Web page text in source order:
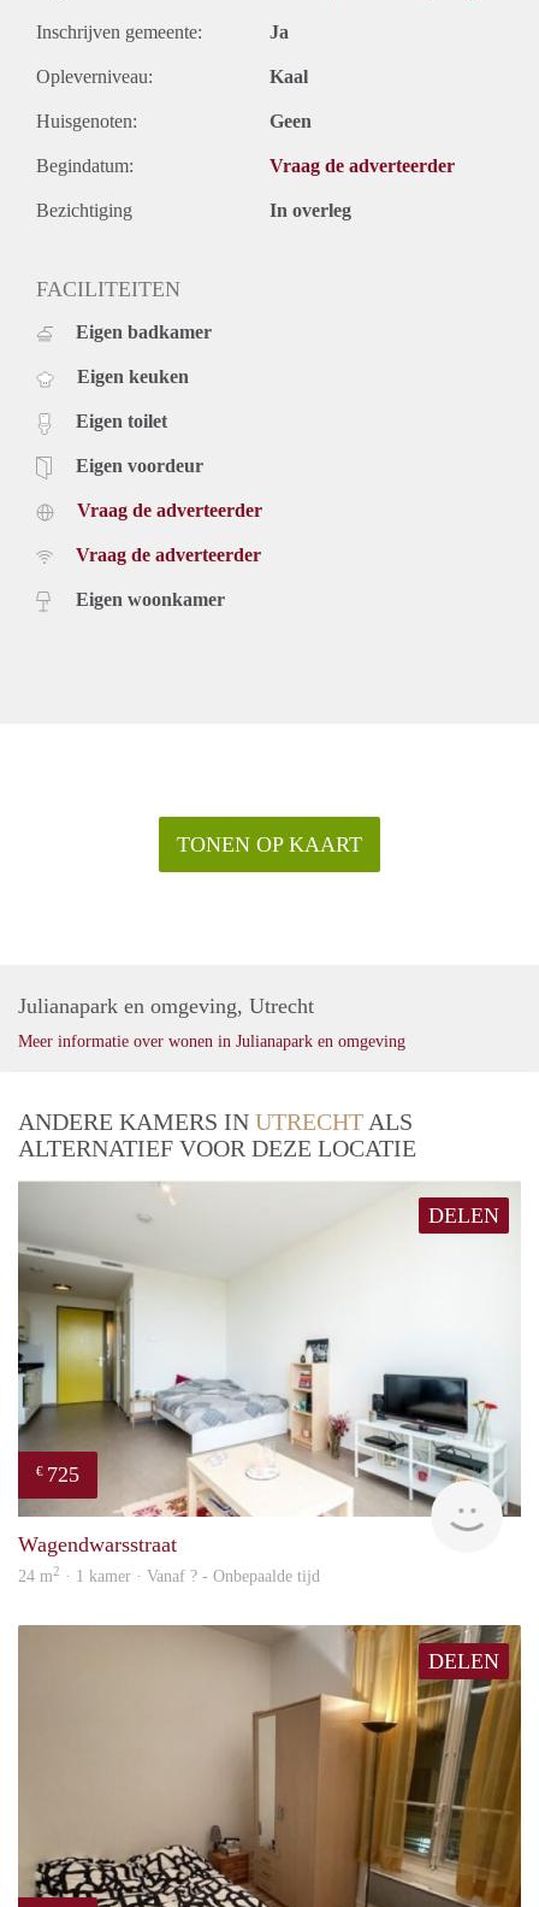
Inschrijven gemeente: Ja
Opleverniveau: Kaal
Huisgenoten: Geen
Begindatum: Vraag de adverteerder
Bezichtiging In overleg
FACILITEITEN
Eigen badkamer
Eigen keuken
Eigen toilet
Eigen voordeur
Vraag de adverteerder
Vraag de adverteerder
Eigen woonkamer
TONEN OP KAART
Julianapark en omgeving, Utrecht
Meer informatie over wonen in Julianapark en omgeving
ANDERE KAMERS IN UTRECHT ALS
ALTERNATIEF VOOR DEZE LOCATIE
DELEN
€ 725
Wagendwarsstraat
24 m2 · 1 kamer · Vanaf ? - Onbepaalde tijd
DELEN